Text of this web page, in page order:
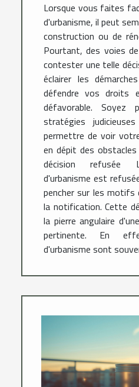
Lorsque vous faites
d'urbanisme, il peut
construction ou de
Pourtant, des voies
contester une telle
éclairer les
défendre vos droits
défavorable.
stratégies
permettre de voir
en dépit des obstacles
décision refusée
d'urbanisme est
pencher sur les motifs
la notification. Cette
la pierre angulaire
pertinente. En
d'urbanisme sont